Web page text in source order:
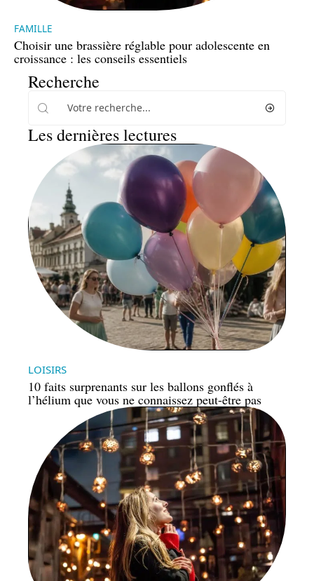
FAMILLE
Choisir une brassière réglable pour adolescente en
croissance : les conseils essentiels
Recherche
Les dernières lectures
LOISIRS
10 faits surprenants sur les ballons gonflés à
l’hélium que vous ne connaissez peut-être pas